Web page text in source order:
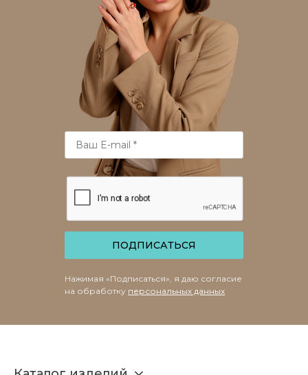
ПОДПИСАТЬСЯ
Нажимая «Подписаться», я даю согласие
на обработку персональных данных